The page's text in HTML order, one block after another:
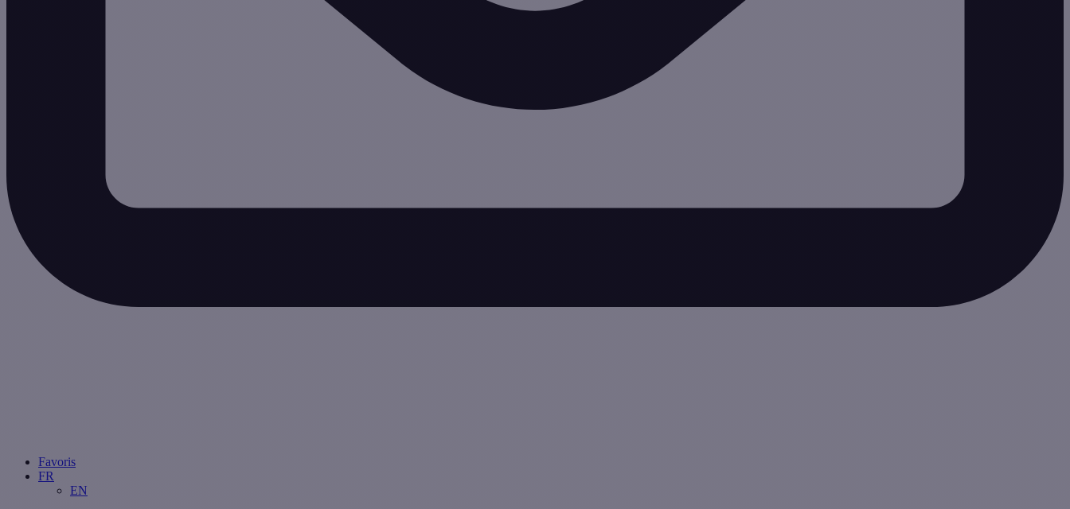
Favoris
FR
EN